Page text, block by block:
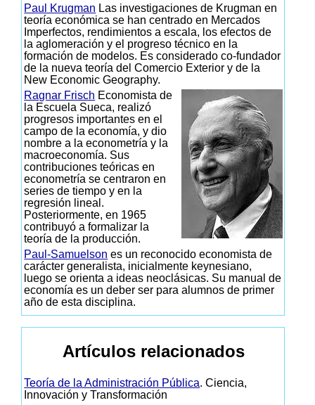
Paul Krugman Las investigaciones de Krugman en
teoría económica se han centrado en Mercados
Imperfectos, rendimientos a escala, los efectos de
la aglomeración y el progreso técnico en la
formación de modelos. Es considerado co-fundador
de la nueva teoría del Comercio Exterior y de la
New Economic Geography.
Ragnar Frisch Economista de
la Escuela Sueca, realizó
progresos importantes en el
campo de la economía, y dio
nombre a la econometría y la
macroeconomía. Sus
contribuciones teóricas en
econometría se centraron en
series de tiempo y en la
regresión lineal.
Posteriormente, en 1965
contribuyó a formalizar la
teoría de la producción.
Paul-Samuelson es un reconocido economista de
carácter generalista, inicialmente keynesiano,
luego se orienta a ideas neoclásicas. Su manual de
economía es un deber ser para alumnos de primer
año de esta disciplina.
Artículos relacionados
Teoría de la Administración Pública. Ciencia,
Innovación y Transformación